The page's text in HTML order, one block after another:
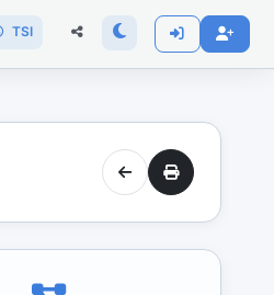
TSI